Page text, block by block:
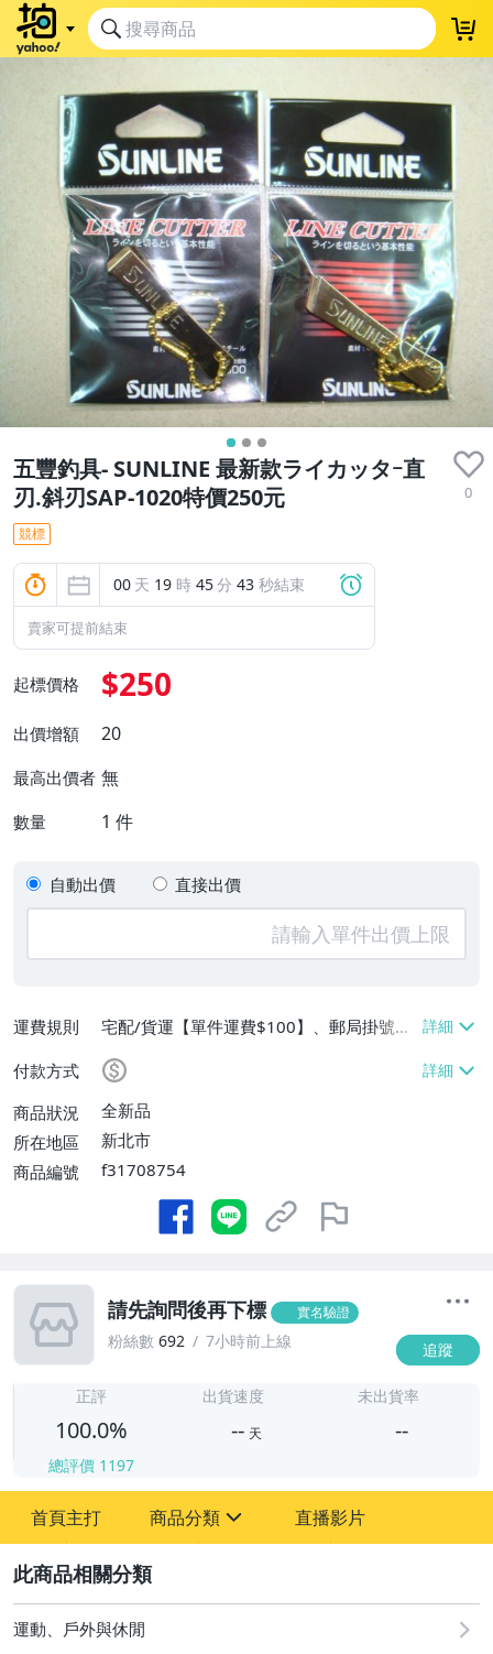
五豐釣具- SUNLINE 最新款ライカッタｰ直
刃.斜刃SAP-1020特價250元
0
競標
00 天 19 時 45分 42 秒結束
賣家可提前結束
起標價格 $250
出價增額 20
最高出價者 無
數量 1 件
自動出價 直接出價
運費規則
宅配/貨運【單件運費$100】、郵局掛號
【單件運費$40】、面交/自取/不寄送【免
運費】
付款方式
商品狀況
全新品
所在地區
新北市
商品編號
f31708754
請先詢問後再下標 實名驗證
粉絲數 692 7小時前上線 追蹤
正評
100.0%
總評價 1197
出貨速度
-- 天
未出貨率
--
首頁主打 商品分類
運動、戶外與休閒
直播影片
運動、戶外與休閒